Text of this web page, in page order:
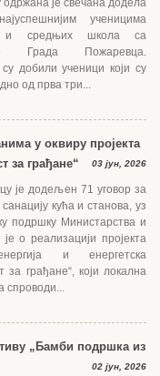
је свечана додела
ученицима
и средњих школа са
Града Пожаревца.
добили ученици који су
од прва три...
у оквиру пројекта
за грађане“
03 јун, 2026
је додељен 71 уговор за
санацију кућа и станова, уз
подршку Министарства и
о реализацији пројекта
и енергетска
за грађане“, који локална
спроводи...
„Бамби подршка из
02 јун, 2026